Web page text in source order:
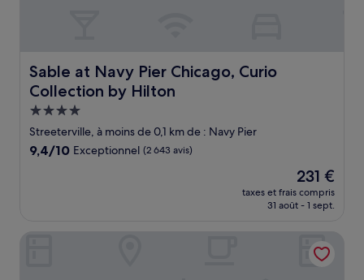
Sable at Navy Pier Chicago, Curio
Collection by Hilton
Sable at Navy Pier Chicago, Curio Collection by Hilton
Hébergement
4.0 étoiles
Streeterville, à moins de 0,1 km de : Navy Pier
9.4
9,4/10 Exceptionnel (2 643 avis)
Le
nouveau
prix
de
231 €
231 €
taxes et frais compris
31 août - 1 sept.